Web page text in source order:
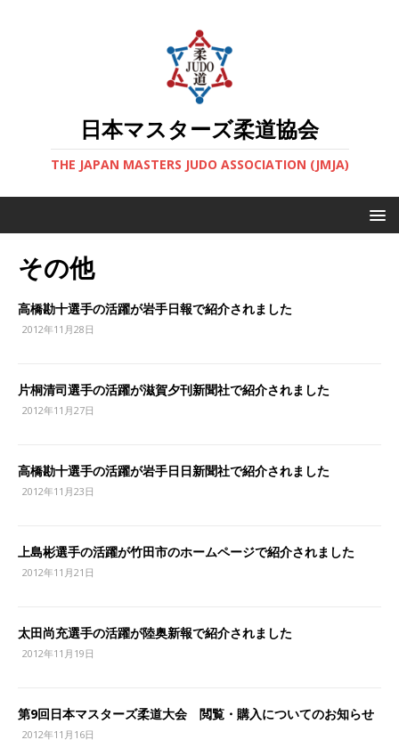
日本マスターズ柔道協会
THE JAPAN MASTERS JUDO ASSOCIATION (JMJA)
その他
高橋勘十選手の活躍が岩手日報で紹介されました
2012年11月28日
片桐清司選手の活躍が滋賀夕刊新聞社で紹介されました
2012年11月27日
高橋勘十選手の活躍が岩手日日新聞社で紹介されました
2012年11月23日
上島彬選手の活躍が竹田市のホームページで紹介されました
2012年11月21日
太田尚充選手の活躍が陸奥新報で紹介されました
2012年11月19日
第9回日本マスターズ柔道大会 閲覧・購入についてのお知らせ
2012年11月16日